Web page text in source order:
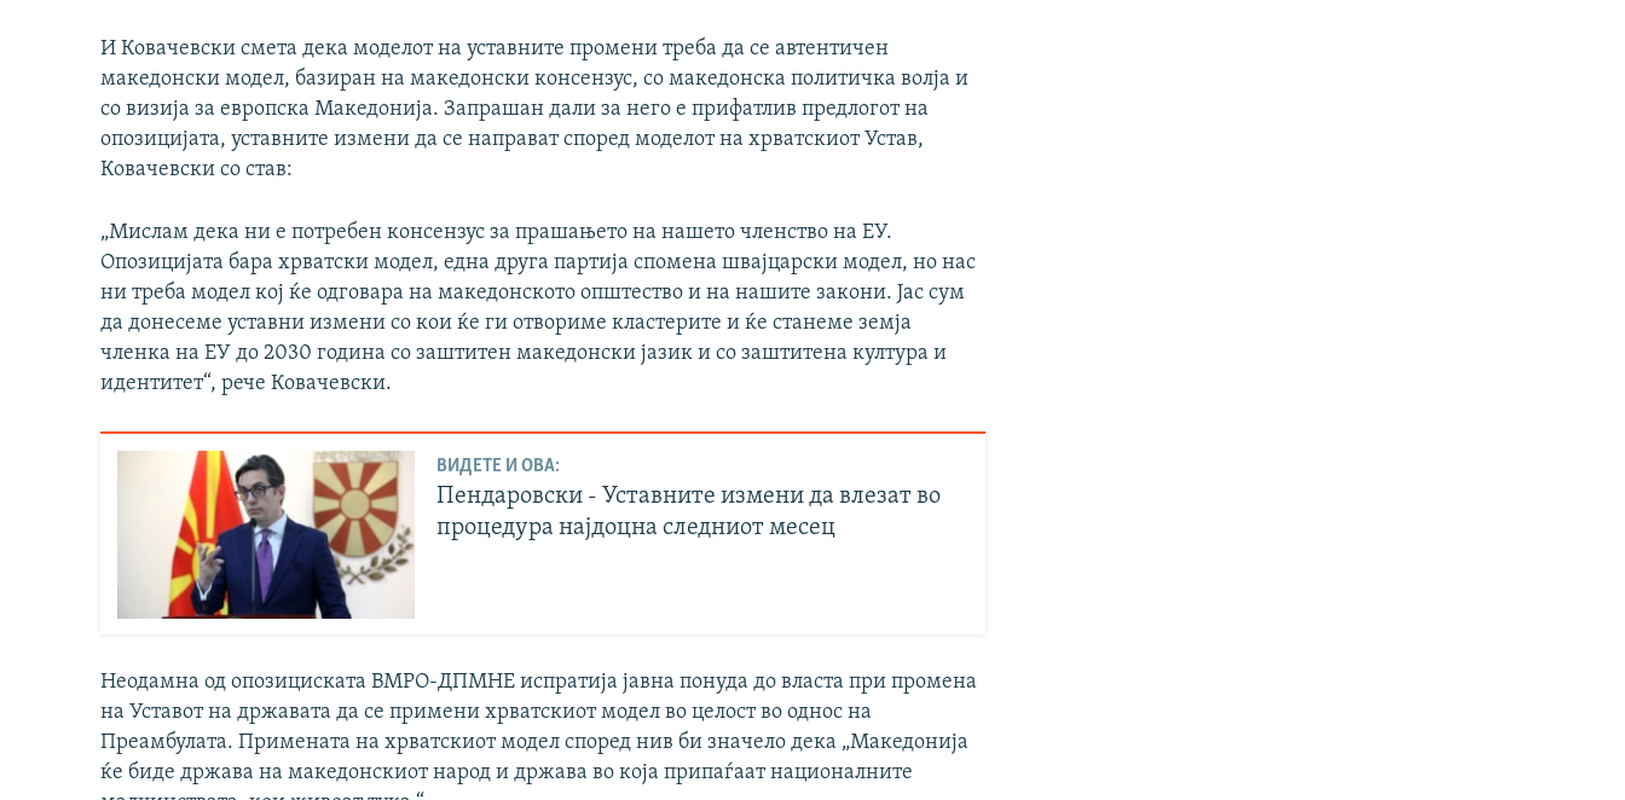
И Ковачевски смета дека моделот на уставните промени треба да се автентичен
македонски модел, базиран на македонски консензус, со македонска политичка волја и
со визија за европска Македонија. Запрашан дали за него е прифатлив предлогот на
опозицијата, уставните измени да се направат според моделот на хрватскиот Устав,
Ковачевски со став:
„Мислам дека ни е потребен консензус за прашањето на нашето членство на ЕУ.
Опозицијата бара хрватски модел, една друга партија спомена швајцарски модел, но нас
ни треба модел кој ќе одговара на македонското општество и на нашите закони. Јас сум
да донесеме уставни измени со кои ќе ги отвориме кластерите и ќе станеме земја
членка на ЕУ до 2030 година со заштитен македонски јазик и со заштитена култура и
идентитет“, рече Ковачевски.
ВИДЕТЕ И ОВА:
Пендаровски - Уставните измени да влезат во
процедура најдоцна следниот месец
Неодамна од опозициската ВМРО-ДПМНЕ испратија јавна понуда до власта при промена
на Уставот на државата да се примени хрватскиот модел во целост во однос на
Преамбулата. Примената на хрватскиот модел според нив би значело дека „Македонија
ќе биде држава на македонскиот народ и држава во која припаѓаат националните